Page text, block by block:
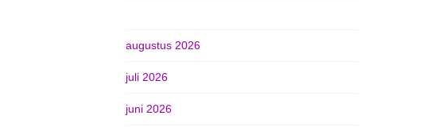
augustus 2026
juli 2026
juni 2026